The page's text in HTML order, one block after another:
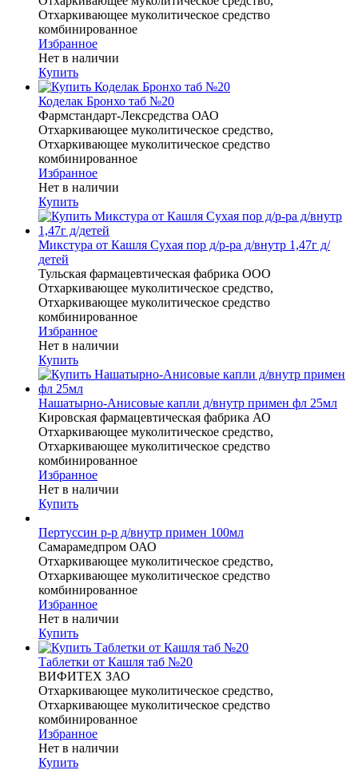
Отхаркивающее муколитическое средство
комбинированное
Избранное
Нет в наличии
Купить
Коделак Бронхо таб №20
Фармстандарт-Лексредства ОАО
Отхаркивающее муколитическое средство,
Отхаркивающее муколитическое средство
комбинированное
Избранное
Нет в наличии
Купить
Микстура от Кашля Сухая пор д/р-ра д/внутр 1,47г д/
детей
Тульская фармацевтическая фабрика ООО
Отхаркивающее муколитическое средство,
Отхаркивающее муколитическое средство
комбинированное
Избранное
Нет в наличии
Купить
Нашатырно-Анисовые капли д/внутр примен фл 25мл
Кировская фармацевтическая фабрика АО
Отхаркивающее муколитическое средство,
Отхаркивающее муколитическое средство
комбинированное
Избранное
Нет в наличии
Купить
Пертуссин р-р д/внутр примен 100мл
Самарамедпром ОАО
Отхаркивающее муколитическое средство,
Отхаркивающее муколитическое средство
комбинированное
Избранное
Нет в наличии
Купить
Таблетки от Кашля таб №20
ВИФИТЕХ ЗАО
Отхаркивающее муколитическое средство,
Отхаркивающее муколитическое средство
комбинированное
Избранное
Нет в наличии
Купить